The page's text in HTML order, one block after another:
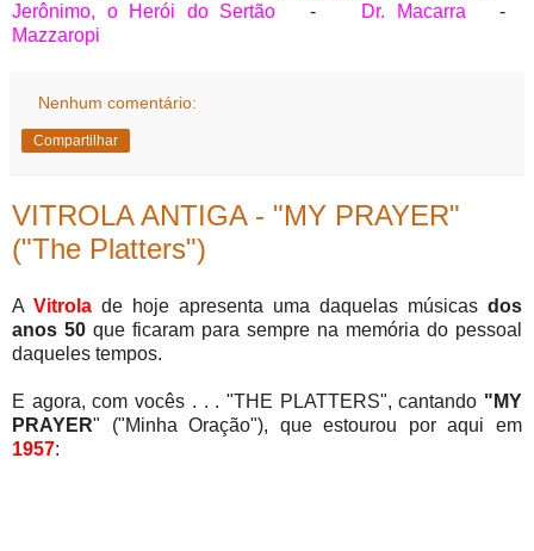
Jerônimo, o Herói do Sertão - Dr. Macarra -
Mazzaropi
Nenhum comentário:
Compartilhar
VITROLA ANTIGA - "MY PRAYER"
("The Platters")
A Vitrola de hoje apresenta uma daquelas músicas dos
anos 50 que ficaram para sempre na memória do pessoal
daqueles tempos.
E agora, com vocês . . . "THE PLATTERS", cantando "MY
PRAYER" ("Minha Oração"), que estourou por aqui em
1957: